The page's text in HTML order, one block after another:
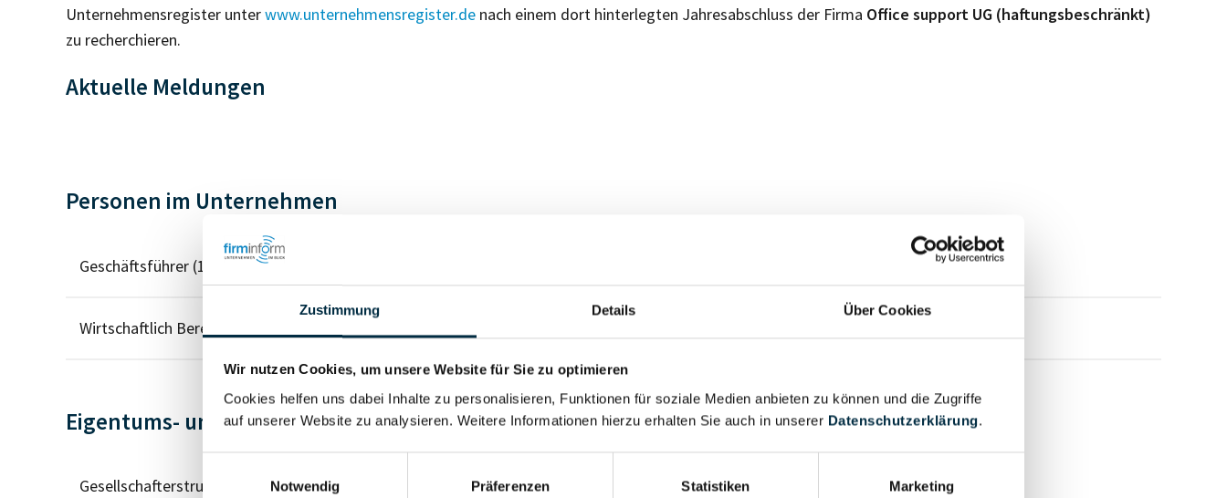
Zustimmung Details Über Cookies
Wir nutzen Cookies, um unsere Website für Sie zu optimieren
Cookies helfen uns dabei Inhalte zu personalisieren, Funktionen für soziale Medien anbieten zu können und die Zugriffe
auf unserer Website zu analysieren. Weitere Informationen hierzu erhalten Sie auch in unserer Datenschutzerklärung.
Notwendig
Präferenzen Statistiken Marketing
Unternehmensregister unterwww.unternehmensregister.de nach einem dort hinterlegten Jahresabschluss der Firma Office support UG (haftungsbeschränkt)
zu recherchieren.
Aktuelle Meldungen
Personen im Unternehmen
Geschäftsführer (1)
Wirtschaftlich Berechtigter
Eigentums- und Kontrollstruktur
Gesellschafterstruktur Vollständiges Unternehmensprofil anfragen